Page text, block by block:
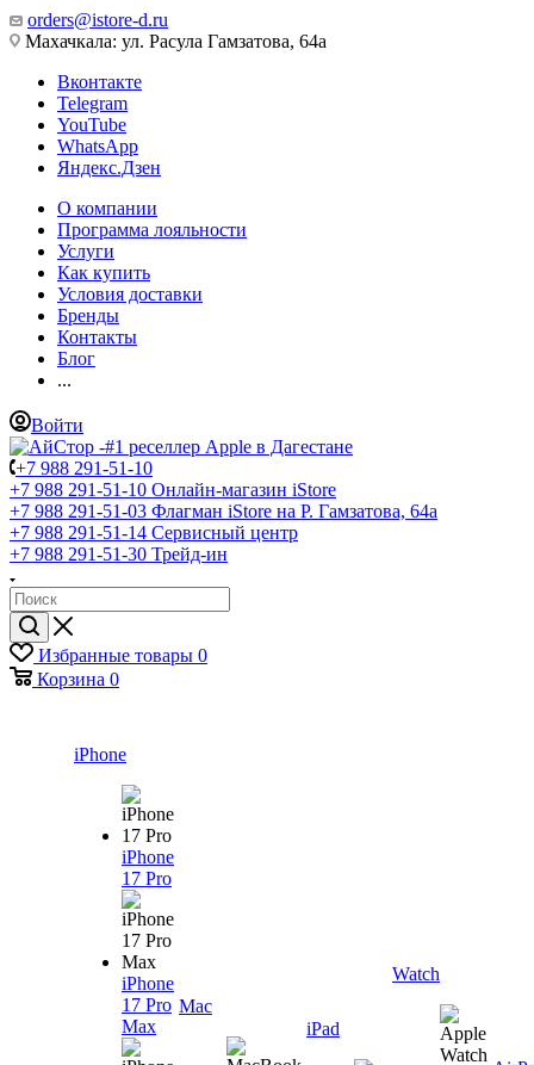
orders@istore-d.ru
Махачкала: ул. Расула Гамзатова, 64а
Вконтакте
Telegram
YouTube
WhatsApp
Яндекс.Дзен
О компании
Программа лояльности
Услуги
Как купить
Условия доставки
Бренды
Контакты
Блог
...
Войти
+7 988 291-51-10
+7 988 291-51-10 Онлайн-магазин iStore
+7 988 291-51-03 Флагман iStore на Р. Гамзатова, 64а
+7 988 291-51-14 Сервисный центр
+7 988 291-51-30 Трейд-ин
Избранные товары 0
Корзина 0
iPhone
iPhone
17 Pro
iPhone
17 Pro
Max
Mac
iPad
Watch